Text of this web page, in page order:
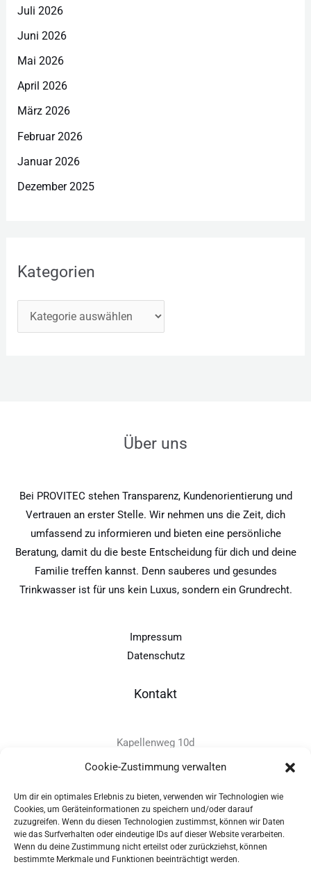
Cookie-Zustimmung verwalten
Um dir ein optimales Erlebnis zu bieten, verwenden wir Technologien wie
Cookies, um Geräteinformationen zu speichern und/oder darauf
zuzugreifen. Wenn du diesen Technologien zustimmst, können wir Daten
wie das Surfverhalten oder eindeutige IDs auf dieser Website verarbeiten.
Wenn du deine Zustimmung nicht erteilst oder zurückziehst, können
bestimmte Merkmale und Funktionen beeinträchtigt werden.
Juli 2026
Juni 2026
Mai 2026
April 2026
März 2026
Februar 2026
Januar 2026
Dezember 2025
Kategorien
Über uns
Bei PROVITEC stehen Transparenz, Kundenorientierung und
Vertrauen an erster Stelle. Wir nehmen uns die Zeit, dich
umfassend zu informieren und bieten eine persönliche
Beratung, damit du die beste Entscheidung für dich und deine
Familie treffen kannst. Denn sauberes und gesundes
Trinkwasser ist für uns kein Luxus, sondern ein Grundrecht.
Impressum
Datenschutz
Kontakt
Kapellenweg 10d
D-94575 Windorf
+49 - (0)8546 - 97 39 0
info@provitec.de
www.provitec.com